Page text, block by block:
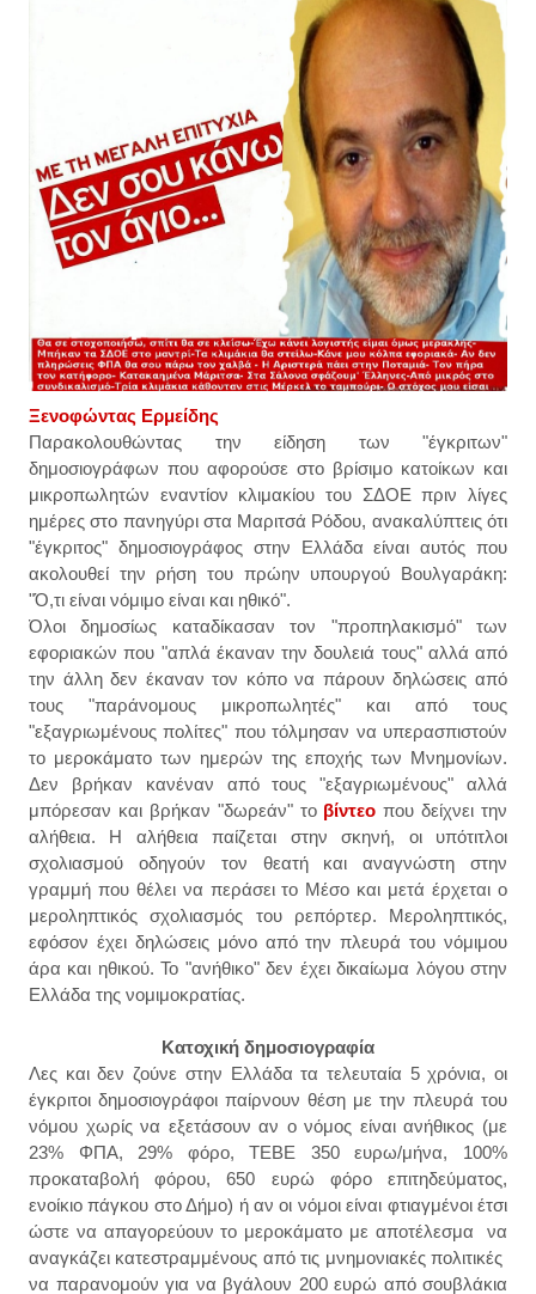
Ξενοφώντας Ερμείδης
Παρακολουθώντας την είδηση των "έγκριτων"
δημοσιογράφων που αφορούσε στο βρίσιμο κατοίκων και
μικροπωλητών εναντίον κλιμακίου του ΣΔΟΕ πριν λίγες
ημέρες στο πανηγύρι στα Μαριτσά Ρόδου, ανακαλύπτεις ότι
"έγκριτος" δημοσιογράφος στην Ελλάδα είναι αυτός που
ακολουθεί την ρήση του πρώην υπουργού Βουλγαράκη:
"Ό,τι είναι νόμιμο είναι και ηθικό".
Όλοι δημοσίως καταδίκασαν τον "προπηλακισμό" των
εφοριακών που "απλά έκαναν την δουλειά τους" αλλά από
την άλλη δεν έκαναν τον κόπο να πάρουν δηλώσεις από
τους "παράνομους μικροπωλητές" και από τους
"εξαγριωμένους πολίτες" που τόλμησαν να υπερασπιστούν
το μεροκάματο των ημερών της εποχής των Μνημονίων.
Δεν βρήκαν κανέναν από τους "εξαγριωμένους" αλλά
μπόρεσαν και βρήκαν "δωρεάν" το βίντεο που δείχνει την
αλήθεια. Η αλήθεια παίζεται στην σκηνή, οι υπότιτλοι
σχολιασμού οδηγούν τον θεατή και αναγνώστη στην
γραμμή που θέλει να περάσει το Μέσο και μετά έρχεται ο
μεροληπτικός σχολιασμός του ρεπόρτερ. Μεροληπτικός,
εφόσον έχει δηλώσεις μόνο από την πλευρά του νόμιμου
άρα και ηθικού. Το "ανήθικο" δεν έχει δικαίωμα λόγου στην
Ελλάδα της νομιμοκρατίας.
Κατοχική δημοσιογραφία
Λες και δεν ζούνε στην Ελλάδα τα τελευταία 5 χρόνια, οι
έγκριτοι δημοσιογράφοι παίρνουν θέση με την πλευρά του
νόμου χωρίς να εξετάσουν αν ο νόμος είναι ανήθικος (με
23% ΦΠΑ, 29% φόρο, ΤΕΒΕ 350 ευρω/μήνα, 100%
προκαταβολή φόρου, 650 ευρώ φόρο επιτηδεύματος,
ενοίκιο πάγκου στο Δήμο) ή αν οι νόμοι είναι φτιαγμένοι έτσι
ώστε να απαγορεύουν το μεροκάματο με αποτέλεσμα να
αναγκάζει κατεστραμμένους από τις μνημονιακές πολιτικές
να παρανομούν για να βγάλουν 200 ευρώ από σουβλάκια